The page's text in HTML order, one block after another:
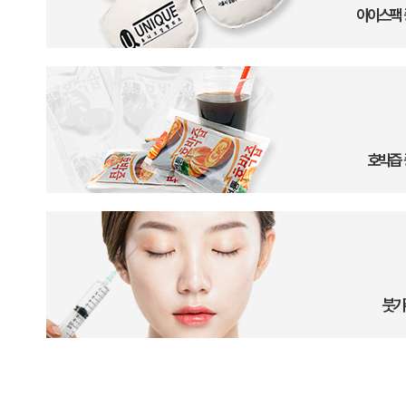
아이스팩
호박즙
붓